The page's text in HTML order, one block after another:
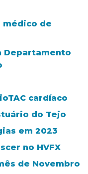
médico de
Departamento
cardíaco
do Tejo
em 2023
no HVFX
de Novembro